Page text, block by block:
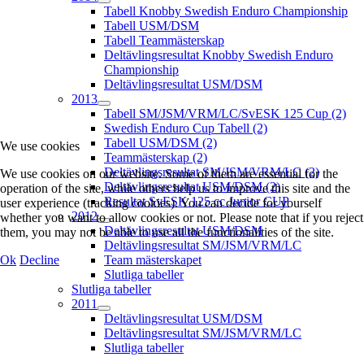
Tabell Knobby Swedish Enduro Championship
Tabell USM/DSM
Tabell Teammästerskap
Deltävlingsresultat Knobby Swedish Enduro
Championship
Deltävlingsresultat USM/DSM
2013
Tabell SM/JSM/VRM/LC/SvESK 125 Cup (2)
Swedish Enduro Cup Tabell (2)
Tabell USM/DSM (2)
Teammästerskap (2)
Deltävlingsresultat SM/JSM/VRM/LC (2)
Deltävlingsresultat USM/DSM (2)
Resultat SvESK 125 cc Junior CUP
2012
Deltävlingsresultat USM/DSM
Deltävlingsresultat SM/JSM/VRM/LC
Team mästerskapet
Slutliga tabeller
Slutliga tabeller
2011
Deltävlingsresultat USM/DSM
Deltävlingsresultat SM/JSM/VRM/LC
Slutliga tabeller
We use cookies
We use cookies on our website. Some of them are essential for the
operation of the site, while others help us to improve this site and the
user experience (tracking cookies). You can decide for yourself
whether you want to allow cookies or not. Please note that if you reject
them, you may not be able to use all the functionalities of the site.
Ok Decline